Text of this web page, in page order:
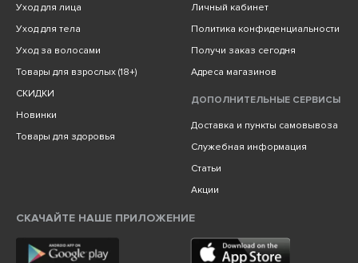
Уход для лица
Уход для тела
Уход за волосами
Товары для взрослых (18+)
СКИДКИ
Новинки
Товары для здоровья
Личный кабинет
Политика конфиденциальности
Получи заказ сегодня
Адреса магазинов
ДОПОЛНИТЕЛЬНЫЕ СЕРВИСЫ
Доставка и пункты самовывоза
Служебная информация
Статьи
Акции
СКАЧАЙТЕ НАШЕ ПРИЛОЖЕНИЕ